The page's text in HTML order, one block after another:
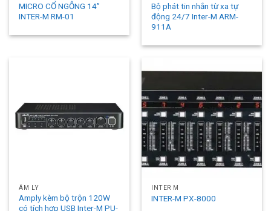
MICRO CỔ NGỖNG 14”
INTER-M RM-01
Bộ phát tin nhắn từ xa tự
động 24/7 Inter-M ARM-
911A
ÂM LY
Amply kèm bộ trộn 120W
có tích hợp USB Inter-M PU-
INTER M
INTER-M PX-8000